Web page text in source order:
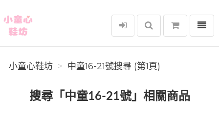
小童心鞋坊
選單
小童心鞋坊 中童16-21號搜尋 (第1頁)
搜尋「中童16-21號」相關商品